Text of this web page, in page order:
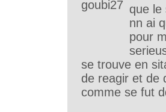
que le
nn ai
pour
se trouve en
de reagir et de
comme se fut